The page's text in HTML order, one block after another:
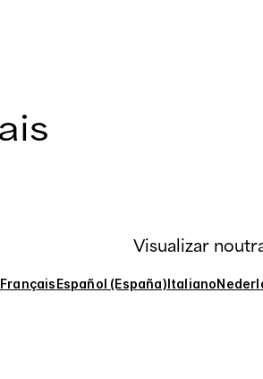
Visualizar
FrançaisEspañol (España)Italiano